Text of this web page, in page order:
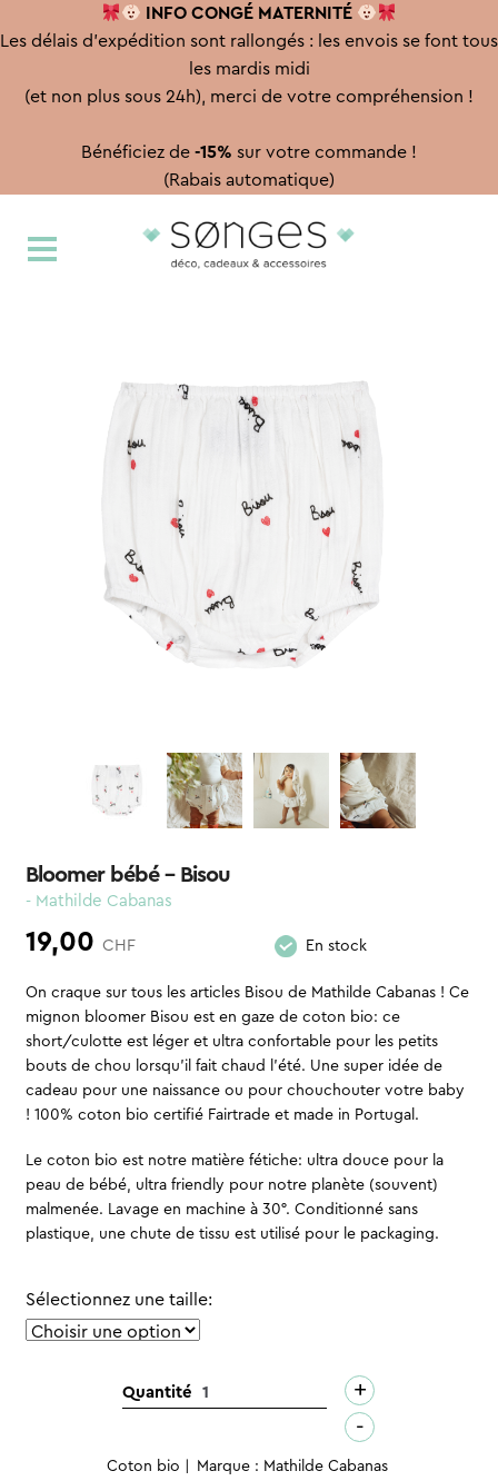
INFO CONGÉ MATERNITÉ
Les délais d'expédition sont rallongés : les envois se font tous
les mardis midi
(et non plus sous 24h), merci de votre compréhension !
Bénéficiez de -15% sur votre commande !
(Rabais automatique)
à
au
Bloomer bébé – Bisou
- Mathilde Cabanas
19,00 CHF En stock
On craque sur tous les articles Bisou de Mathilde Cabanas ! Ce
mignon bloomer Bisou est en gaze de coton bio: ce
short/culotte est léger et ultra confortable pour les petits
bouts de chou lorsqu’il fait chaud l’été. Une super idée de
cadeau pour une naissance ou pour chouchouter votre baby
! 100% coton bio certifié Fairtrade et made in Portugal.
Le coton bio est notre matière fétiche: ultra douce pour la
peau de bébé, ultra friendly pour notre planète (souvent)
malmenée. Lavage en machine à 30°. Conditionné sans
plastique, une chute de tissu est utilisé pour le packaging.
Sélectionnez une taille:
Quantitéquantité
bébé
+
-
Coton bio Marque : Mathilde Cabanas